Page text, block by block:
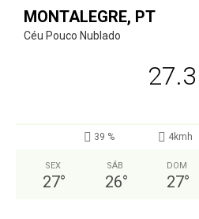
MONTALEGRE, PT
Céu Pouco Nublado
27.3
39 % 4kmh
SEX
27°
SÁB
26°
DOM
27°